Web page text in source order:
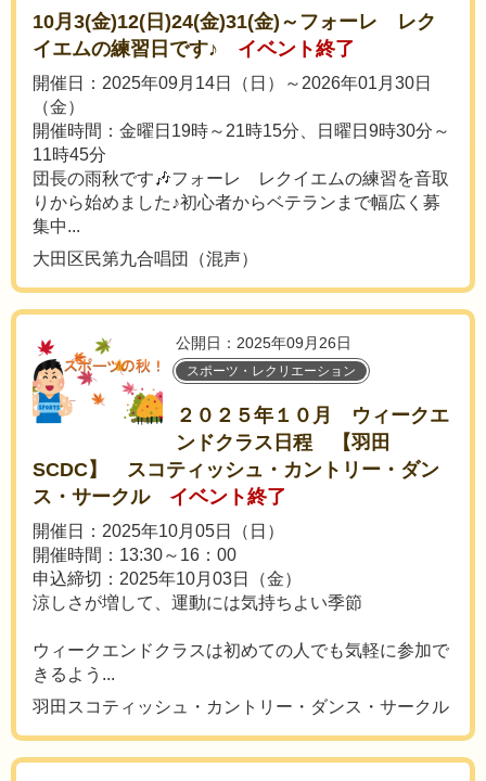
10月3(金)12(日)24(金)31(金)～フォーレ レク
イエムの練習日です♪
イベント終了
開催日：2025年09月14日（日）～2026年01月30日
（金）
開催時間：金曜日19時～21時15分、日曜日9時30分～
11時45分
団長の雨秋です🎶フォーレ レクイエムの練習を音取
りから始めました♪初心者からベテランまで幅広く募
集中...
大田区民第九合唱団（混声）
公開日：2025年09月26日
スポーツ・レクリエーション
２０２５年１０月 ウィークエ
ンドクラス日程 【羽田
SCDC】 スコティッシュ・カントリー・ダン
ス・サークル
イベント終了
開催日：2025年10月05日（日）
開催時間：13:30～16：00
申込締切：2025年10月03日（金）
涼しさが増して、運動には気持ちよい季節
ウィークエンドクラスは初めての人でも気軽に参加で
きるよう...
羽田スコティッシュ・カントリー・ダンス・サークル